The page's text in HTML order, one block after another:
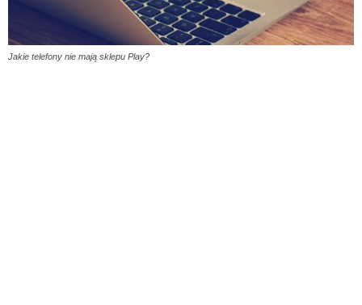
Jakie telefony nie mają sklepu Play?